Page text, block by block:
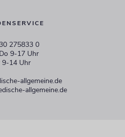
275833 0
9-17 Uhr
9-14 Uhr
allgemeine.de
allgemeine.de